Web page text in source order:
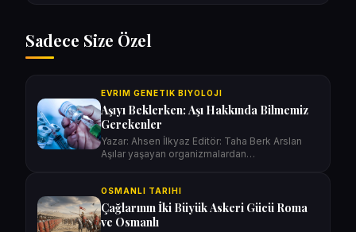
Sadece Size Özel
EVRIM GENETIK BIYOLOJI
Aşıyı Beklerken: Aşı Hakkında Bilmemiz
Gerekenler
Yazar: Ahsen İlkyaz Editör: Taha Berk Arslan
Aşılar yaşayan organizmalardan…
OSMANLI TARIHI
Çağlarının İki Büyük Askeri Gücü Roma
ve Osmanlı